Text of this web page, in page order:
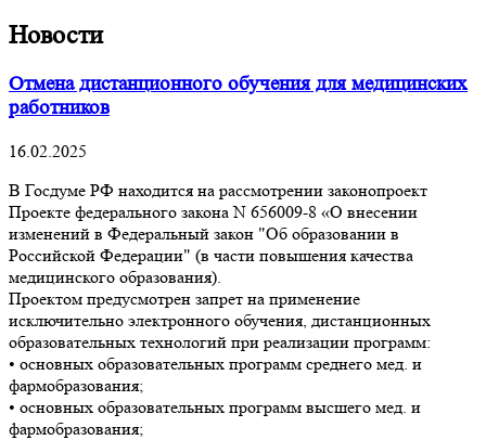
Новости
Отмена дистанционного обучения для медицинских
работников
16.02.2025
В Госдуме РФ находится на рассмотрении законопроект
Проекте федерального закона N 656009-8 «О внесении
изменений в Федеральный закон "Об образовании в
Российской Федерации" (в части повышения качества
медицинского образования).
Проектом предусмотрен запрет на применение
исключительно электронного обучения, дистанционных
образовательных технологий при реализации программ:
• основных образовательных программ среднего мед. и
фармобразования;
• основных образовательных программ высшего мед. и
фармобразования;